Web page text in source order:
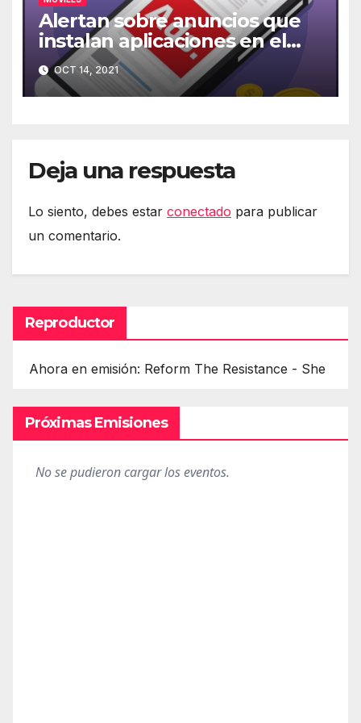
Alertan sobre anuncios que
instalan aplicaciones en el
móvil
OCT 14, 2021
Deja una respuesta
Lo siento, debes estar conectado para publicar
un comentario.
Reproductor
Ahora en emisión: Reform The Resistance - She
Próximas Emisiones